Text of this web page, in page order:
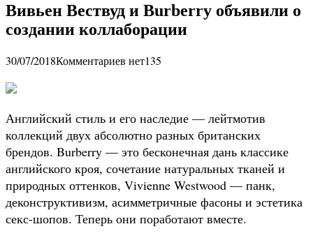
Вивьен Вествуд и Burberry объявили о
создании коллаборации
30/07/2018Комментариев нет135
Английский стиль и его наследие — лейтмотив
коллекций двух абсолютно разных британских
брендов. Burberry — это бесконечная дань классике
английского кроя, сочетание натуральных тканей и
природных оттенков, Vivienne Westwood — панк,
деконструктивизм, асимметричные фасоны и эстетика
секс-шопов. Теперь они поработают вместе.